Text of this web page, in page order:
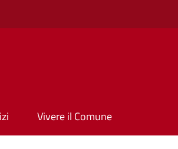
Vivere il Comune